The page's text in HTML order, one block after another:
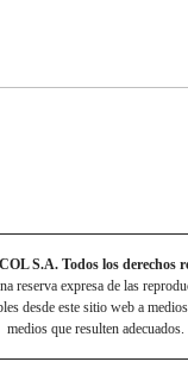
S.A. Todos los derechos
reserva expresa de las
desde este sitio web a
medios que resulten adecuados.